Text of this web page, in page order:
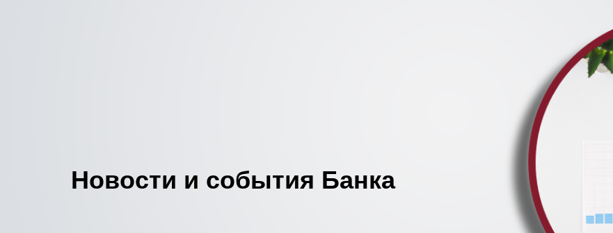
Новости и события Банка